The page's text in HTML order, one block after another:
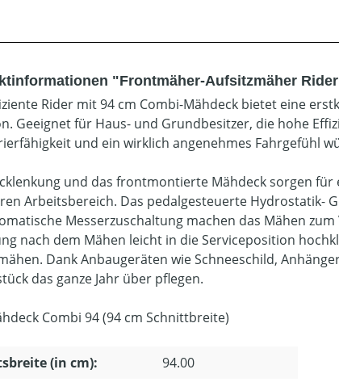
"Frontmäher-Aufsitzmäher
Rider mit 94 cm Combi-Mähdeck bietet eine
Geeignet für Haus- und Grundbesitzer, die hohe
und ein wirklich angenehmes Fahrgefühl
und das frontmontierte Mähdeck sorgen
Arbeitsbereich. Das pedalgesteuerte Hydrostatik-
Messerzuschaltung machen das Mähen
nach dem Mähen leicht in die Serviceposition
Dank Anbaugeräten wie Schneeschild,
das ganze Jahr über pflegen.
Combi 94 (94 cm Schnittbreite)
(in cm):
94.00